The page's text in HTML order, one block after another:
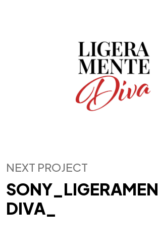
NEXT PROJECT
DIVA_